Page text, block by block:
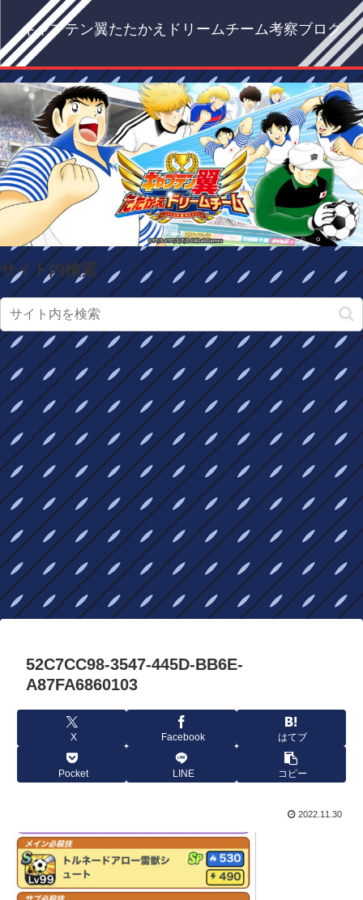
キャプテン翼たたかえドリームチーム考察ブログ
サイト内検索
52C7CC98-3547-445D-BB6E-
A87FA6860103
X Facebook はてブ
Pocket LINE コピー
2022.11.30